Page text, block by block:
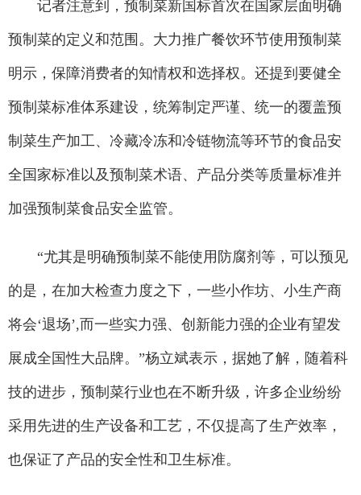
记者注意到，预制菜新国标首次在国家层面明确
预制菜的定义和范围。大力推广餐饮环节使用预制菜
明示，保障消费者的知情权和选择权。还提到要健全
预制菜标准体系建设，统筹制定严谨、统一的覆盖预
制菜生产加工、冷藏冷冻和冷链物流等环节的食品安
全国家标准以及预制菜术语、产品分类等质量标准并
加强预制菜食品安全监管。
“尤其是明确预制菜不能使用防腐剂等，可以预见
的是，在加大检查力度之下，一些小作坊、小生产商
将会‘退场’,而一些实力强、创新能力强的企业有望发
展成全国性大品牌。”杨立斌表示，据她了解，随着科
技的进步，预制菜行业也在不断升级，许多企业纷纷
采用先进的生产设备和工艺，不仅提高了生产效率，
也保证了产品的安全性和卫生标准。